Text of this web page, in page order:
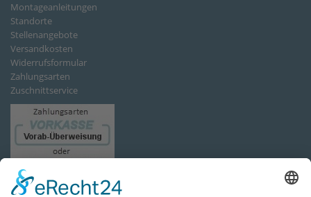
Montageanleitungen
Standorte
Stellenangebote
Versandkosten
Widerrufsformular
Zahlungsarten
Zuschnittservice